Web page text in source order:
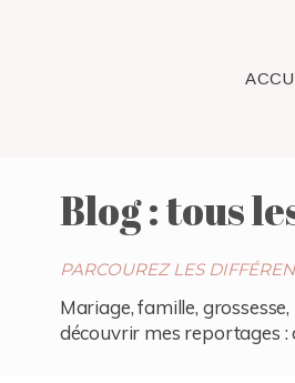
Blog : tous
PARCOUREZ LES
Mariage, famille,
découvrir mes reportages :